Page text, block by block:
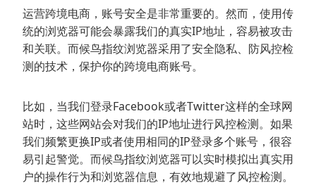
运营跨境电商，账号安全是非常重要的。然而，使用传
统的浏览器可能会暴露我们的真实IP地址，容易被攻击
和关联。而候鸟指纹浏览器采用了安全隐私、防风控检
测的技术，保护你的跨境电商账号。
比如，当我们登录Facebook或者Twitter这样的全球网
站时，这些网站会对我们的IP地址进行风控检测。如果
我们频繁更换IP或者使用相同的IP登录多个账号，很容
易引起警觉。而候鸟指纹浏览器可以实时模拟出真实用
户的操作行为和浏览器信息，有效地规避了风控检测。